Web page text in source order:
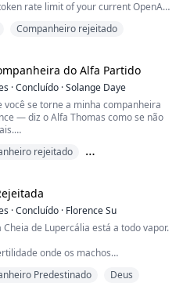
rate limit of your current OpenAI
oai/quotaincrease if you would like
Companheiro rejeitado
do Alfa Partido
·Concluído ·Solange Daye
se torne a minha companheira
— diz o Alfa Thomas como se não
a gargalhada que escapa dos
ofendida.
tem a coragem de usar isso como
me chantagear e me obrigar a
rejeitado
·Concluído · Florence Su
Cheia de Lupercália está a todo vapor.
onde os machos
companheiro, lidera a Floresta da
Predestinado Deus